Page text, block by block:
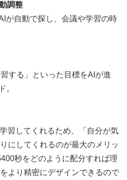
調整
が自動で探し、会議や学習の時
する」といった目標をAIが進
。
習してくれるため、「自分が気
にしてくれるのが最大のメリッ
秒をどのように配分すれば理
より精密にデザインできるので